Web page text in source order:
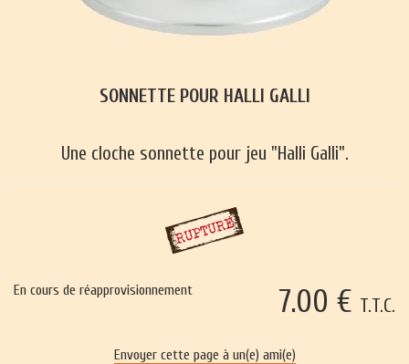
SONNETTE POUR HALLI GALLI
Une cloche sonnette pour jeu "Halli Galli".
7.00 € T.T.C.
En cours de réapprovisionnement
Envoyer cette page à un(e) ami(e)